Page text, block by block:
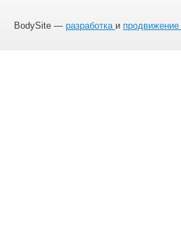
BodySite — разработка и продвижение